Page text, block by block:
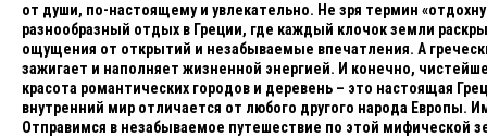
от души, по-настоящему и увлекательно. Не зря термин
разнообразный отдых в Греции, где каждый клочок земли
ощущения от открытий и незабываемые впечатления. А
зажигает и наполняет жизненной энергией. И конечно,
красота романтических городов и деревень – это настоящая
внутренний мир отличается от любого другого народа
Отправимся в незабываемое путешествие по этой мифической